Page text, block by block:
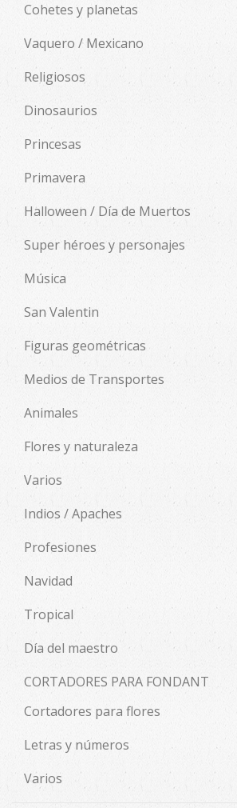
Cohetes y planetas
Vaquero / Mexicano
Religiosos
Dinosaurios
Princesas
Primavera
Halloween / Día de Muertos
Super héroes y personajes
Música
San Valentin
Figuras geométricas
Medios de Transportes
Animales
Flores y naturaleza
Varios
Indios / Apaches
Profesiones
Navidad
Tropical
Día del maestro
CORTADORES PARA FONDANT
Cortadores para flores
Letras y números
Varios